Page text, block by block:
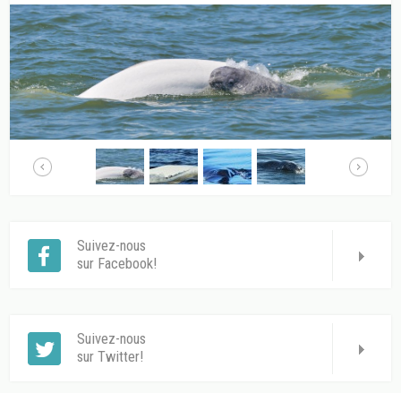
Suivez-nous
sur Facebook!
Suivez-nous
sur Twitter!